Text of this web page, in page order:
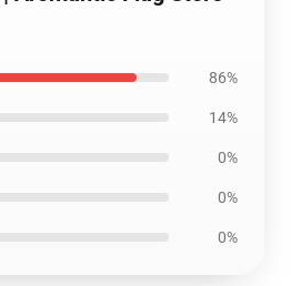
86%
14%
0%
0%
0%